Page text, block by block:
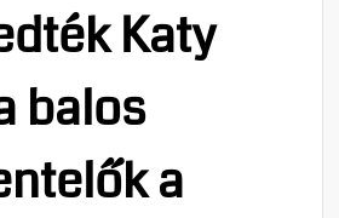
Katy
balos
a